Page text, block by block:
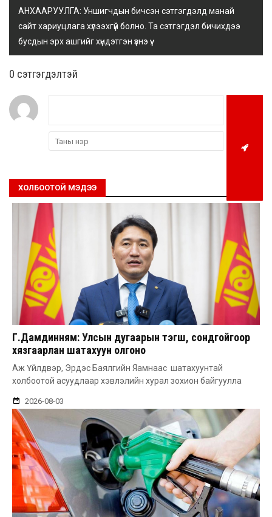
АНХААРУУЛГА: Уншигчдын бичсэн сэтгэгдэлд манай
сайт хариуцлага хүлээхгүй болно. Та сэтгэгдэл бичихдээ
бусдын эрх ашгийг хүндэтгэн үзнэ үү.
0 cэтгэгдэлтэй
ХОЛБООТОЙ МЭДЭЭ
Г.Дамдинням: Улсын дугаарын тэгш, сондгойгоор
хязгаарлан шатахуун олгоно
Аж Үйлдвэр, Эрдэс Баялгийн Яамнаас шатахуунтай
холбоотой асуудлаар хэвлэлийн хурал зохион байгуулла
2026-08-03